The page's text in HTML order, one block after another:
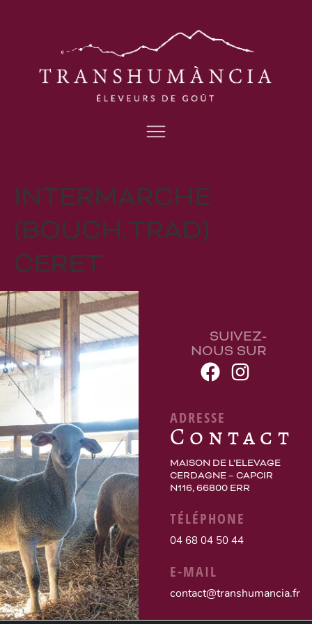
INTERMARCHE
(BOUCH.TRAD)
CERET
SUIVEZ-
NOUS SUR
ADRESSE
Contact
MAISON DE L’ELEVAGE
CERDAGNE – CAPCIR
N116, 66800 ERR
TÉLÉPHONE
04 68 04 50 44
E-MAIL
contact@transhumancia.fr